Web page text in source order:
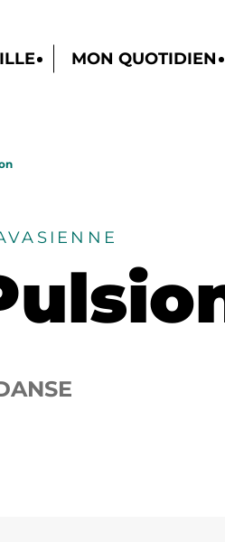
MON QUOTIDIEN